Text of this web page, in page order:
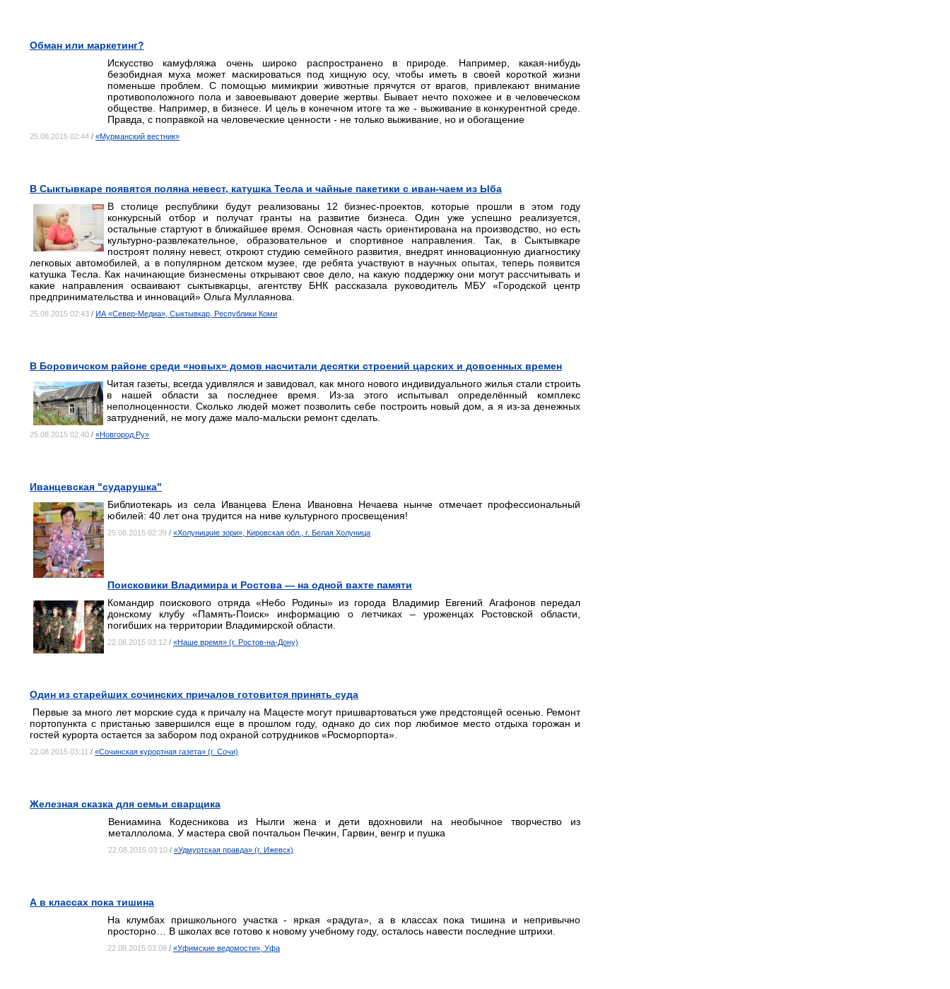
Обман или маркетинг?
Искусство камуфляжа очень широко распространено в природе. Например, какая-нибудь
безобидная муха может маскироваться под хищную осу, чтобы иметь в своей короткой жизни
поменьше проблем. С помощью мимикрии животные прячутся от врагов, привлекают внимание
противоположного пола и завоевывают доверие жертвы. Бывает нечто похожее и в человеческом
обществе. Например, в бизнесе. И цель в конечном итоге та же - выживание в конкурентной среде.
Правда, с поправкой на человеческие ценности - не только выживание, но и обогащение
25.08.2015 02:44 / «Мурманский вестник»
В Сыктывкаре появятся поляна невест, катушка Тесла и чайные пакетики с иван-чаем из Ыба
В столице республики будут реализованы 12 бизнес-проектов, которые прошли в этом году
конкурсный отбор и получат гранты на развитие бизнеса. Один уже успешно реализуется,
остальные стартуют в ближайшее время. Основная часть ориентирована на производство, но есть
культурно-развлекательное, образовательное и спортивное направления. Так, в Сыктывкаре
построят поляну невест, откроют студию семейного развития, внедрят инновационную диагностику
легковых автомобилей, а в популярном детском музее, где ребята участвуют в научных опытах, теперь появится
катушка Тесла. Как начинающие бизнесмены открывают свое дело, на какую поддержку они могут рассчитывать и
какие направления осваивают сыктывкарцы, агентству БНК рассказала руководитель МБУ «Городской центр
предпринимательства и инноваций» Ольга Муллаянова.
25.08.2015 02:43 / ИА «Север-Медиа», Сыктывкар, Республики Коми
В Боровичском районе среди «новых» домов насчитали десятки строений царских и довоенных времен
Читая газеты, всегда удивлялся и завидовал, как много нового индивидуального жилья стали строить
в нашей области за последнее время. Из-за этого испытывал определённый комплекс
неполноценности. Сколько людей может позволить себе построить новый дом, а я из-за денежных
затруднений, не могу даже мало-мальски ремонт сделать.
25.08.2015 02:40 / «Новгород.Ру»
Иванцевская "сударушка"
Библиотекарь из села Иванцева Елена Ивановна Нечаева нынче отмечает профессиональный
юбилей: 40 лет она трудится на ниве культурного просвещения!
25.08.2015 02:39 / «Холуницкие зори», Кировская обл., г. Белая Холуница
Поисковики Владимира и Ростова — на одной вахте памяти
Командир поискового отряда «Небо Родины» из города Владимир Евгений Агафонов передал
донскому клубу «Память-Поиск» информацию о летчиках – уроженцах Ростовской области,
погибших на территории Владимирской области.
22.08.2015 03:12 / «Наше время» (г. Ростов-на-Дону)
Один из старейших сочинских причалов готовится принять суда
Первые за много лет морские суда к причалу на Мацесте могут пришвартоваться уже предстоящей осенью. Ремонт
портопункта с пристанью завершился еще в прошлом году, однако до сих пор любимое место отдыха горожан и
гостей курорта остается за забором под охраной сотрудников «Росморпорта».
22.08.2015 03:11 / «Сочинская курортная газета» (г. Сочи)
Железная сказка для семьи сварщика
Вениамина Кодесникова из Нылги жена и дети вдохновили на необычное творчество из
металлолома. У мастера свой почтальон Печкин, Гарвин, венгр и пушка
22.08.2015 03:10 / «Удмуртская правда» (г. Ижевск)
А в классах пока тишина
На клумбах пришкольного участка - яркая «радуга», а в классах пока тишина и непривычно
просторно… В школах все готово к новому учебному году, осталось навести последние штрихи.
22.08.2015 03:09 / «Уфимские ведомости», Уфа